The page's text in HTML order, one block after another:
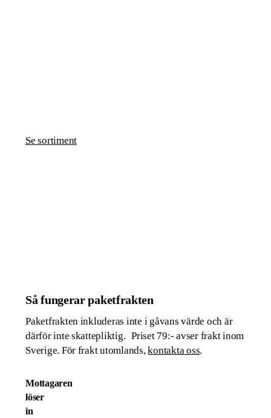
Se sortiment
Så fungerar paketfrakten
Paketfrakten inkluderas inte i gåvans värde och är
därför inte skattepliktig. Priset 79:- avser frakt inom
Sverige. För frakt utomlands,kontakta oss.
Mottagaren
löser
in